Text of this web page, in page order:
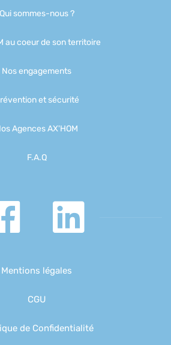
Qui sommes-nous ?
au coeur de son territoire
Nos engagements
et sécurité
Agences AX'HOM
F.A.Q
Mentions légales
CGU
de Confidentialité